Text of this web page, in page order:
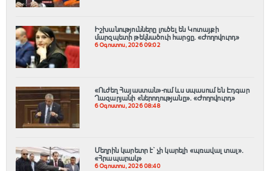
Իշխանությունները լուծել են Կոտայքի
մարզպետի թեկնածուի հարցը. «Ժողովուրդ»
6 Օգոստոս, 2026 09:02
«Ուժեղ Հայաստան»-ում ևս սպասում են Էդգար
Ղազարյանի «ներողությանը». «Ժողովուրդ»
6 Օգոստոս, 2026 08:48
Մեղրին կարեւոր է` չի կարելի «պռավալ տալ»․
«Հրապարակ»
6 Օգոստոս, 2026 08:40